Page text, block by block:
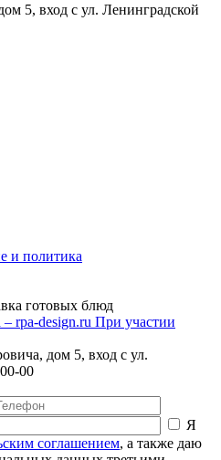
5, вход с ул. Ленинградской
и политика
готовых блюд
При участии
дом 5, вход с ул.
00
Я
соглашением, а также даю